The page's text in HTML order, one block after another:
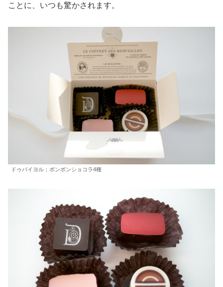
ことに、いつも驚かされます。
ドゥバイヨル；ボンボンショコラ4種